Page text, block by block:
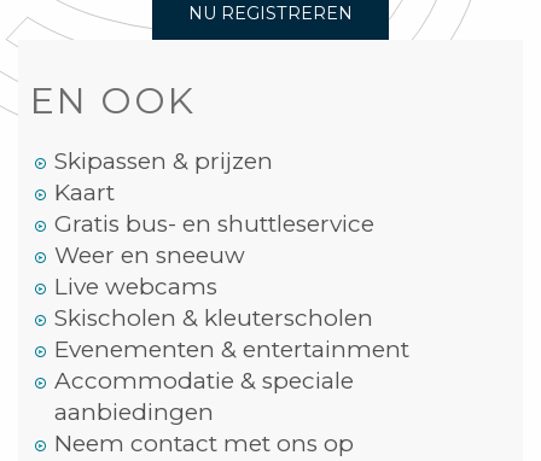
NU REGISTREREN
EN OOK
Skipassen & prijzen
Kaart
Gratis bus- en shuttleservice
Weer en sneeuw
Live webcams
Skischolen & kleuterscholen
Evenementen & entertainment
Accommodatie & speciale
aanbiedingen
Neem contact met ons op